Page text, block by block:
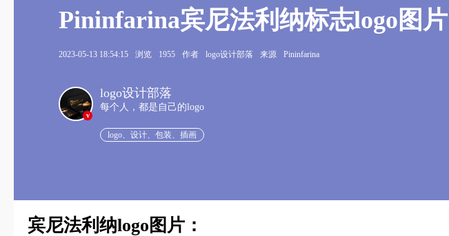
Pininfarina宾尼法利纳标志logo图片
2023-05-13 18:54:15 浏览 1955 作者 logo设计部落 来源 Pininfarina
v
logo设计部落
每个人，都是自己的logo
logo、设计、包装、插画
宾尼法利纳logo图片：